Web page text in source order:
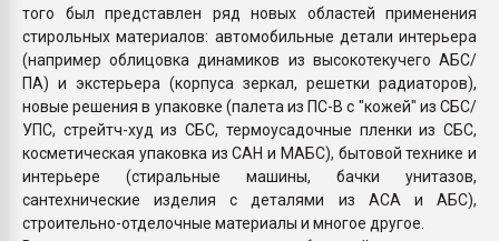
того был представлен ряд новых областей применения
стирольных материалов: автомобильные детали интерьера
(например облицовка динамиков из высокотекучего АБС/
ПА) и экстерьера (корпуса зеркал, решетки радиаторов),
новые решения в упаковке (палета из ПС-В с "кожей" из СБС/
УПС, стрейтч-худ из СБС, термоусадочные пленки из СБС,
косметическая упаковка из САН и МАБС), бытовой технике и
интерьере (стиральные машины, бачки унитазов,
сантехнические изделия с деталями из АСА и АБС),
строительно-отделочные материалы и многое другое.